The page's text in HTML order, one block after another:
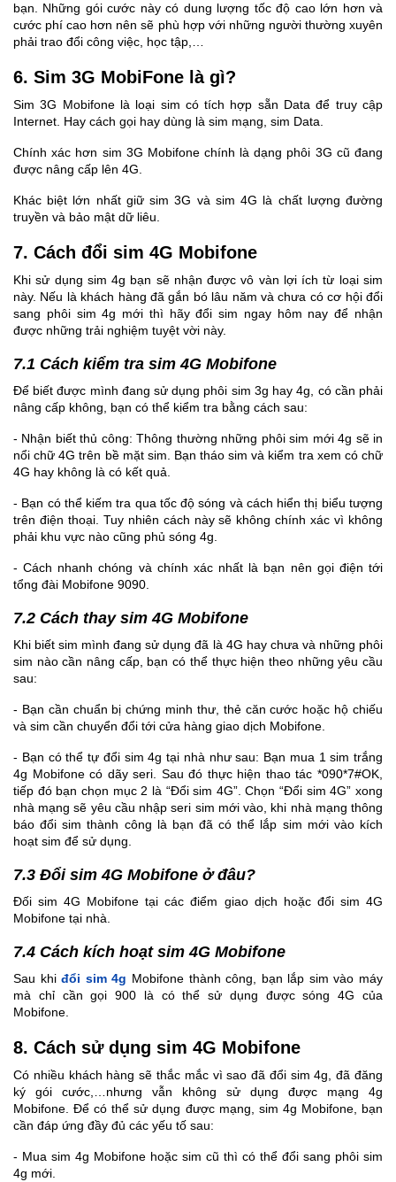
bạn. Những gói cước này có dung lượng tốc độ cao lớn hơn và
cước phí cao hơn nên sẽ phù hợp với những người thường xuyên
phải trao đổi công việc, học tập,…
6. Sim 3G MobiFone là gì?
Sim 3G Mobifone là loại sim có tích hợp sẵn Data để truy cập
Internet. Hay cách gọi hay dùng là sim mạng, sim Data.
Chính xác hơn sim 3G Mobifone chính là dạng phôi 3G cũ đang
được nâng cấp lên 4G.
Khác biệt lớn nhất giữ sim 3G và sim 4G là chất lượng đường
truyền và bảo mật dữ liêu.
7. Cách đổi sim 4G Mobifone
Khi sử dụng sim 4g bạn sẽ nhận được vô vàn lợi ích từ loại sim
này. Nếu là khách hàng đã gắn bó lâu năm và chưa có cơ hội đổi
sang phôi sim 4g mới thì hãy đổi sim ngay hôm nay để nhận
được những trải nghiệm tuyệt vời này.
7.1 Cách kiểm tra sim 4G Mobifone
Để biết được mình đang sử dụng phôi sim 3g hay 4g, có cần phải
nâng cấp không, bạn có thể kiểm tra bằng cách sau:
- Nhận biết thủ công: Thông thường những phôi sim mới 4g sẽ in
nổi chữ 4G trên bề mặt sim. Bạn tháo sim và kiểm tra xem có chữ
4G hay không là có kết quả.
- Bạn có thể kiếm tra qua tốc độ sóng và cách hiển thị biểu tượng
trên điện thoại. Tuy nhiên cách này sẽ không chính xác vì không
phải khu vực nào cũng phủ sóng 4g.
- Cách nhanh chóng và chính xác nhất là bạn nên gọi điện tới
tổng đài Mobifone 9090.
7.2 Cách thay sim 4G Mobifone
Khi biết sim mình đang sử dụng đã là 4G hay chưa và những phôi
sim nào cần nâng cấp, bạn có thể thực hiện theo những yêu cầu
sau:
- Bạn cần chuẩn bị chứng minh thư, thẻ căn cước hoặc hộ chiếu
và sim cần chuyển đổi tới cửa hàng giao dịch Mobifone.
- Bạn có thể tự đổi sim 4g tại nhà như sau: Bạn mua 1 sim trắng
4g Mobifone có dãy seri. Sau đó thực hiện thao tác *090*7#OK,
tiếp đó bạn chọn mục 2 là “Đổi sim 4G”. Chọn “Đổi sim 4G” xong
nhà mạng sẽ yêu cầu nhập seri sim mới vào, khi nhà mạng thông
báo đổi sim thành công là bạn đã có thể lắp sim mới vào kích
hoạt sim để sử dụng.
7.3 Đổi sim 4G Mobifone ở đâu?
Đối sim 4G Mobifone tại các điểm giao dịch hoặc đổi sim 4G
Mobifone tại nhà.
7.4 Cách kích hoạt sim 4G Mobifone
Sau khiđổi sim 4g Mobifone thành công, bạn lắp sim vào máy
mà chỉ cần gọi 900 là có thể sử dụng được sóng 4G của
Mobifone.
8. Cách sử dụng sim 4G Mobifone
Có nhiều khách hàng sẽ thắc mắc vì sao đã đổi sim 4g, đã đăng
ký gói cước,…nhưng vẫn không sử dụng được mạng 4g
Mobifone. Để có thể sử dụng được mạng, sim 4g Mobifone, bạn
cần đáp ứng đầy đủ các yếu tố sau:
- Mua sim 4g Mobifone hoặc sim cũ thì có thể đổi sang phôi sim
4g mới.